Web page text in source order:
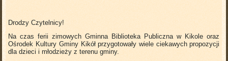
Drodzy Czytelnicy!
Na czas ferii zimowych Gminna Biblioteka Publiczna w Kikole oraz
Ośrodek Kultury Gminy Kikół przygotowały wiele ciekawych propozycji
dla dzieci i młodzieży z terenu gminy.